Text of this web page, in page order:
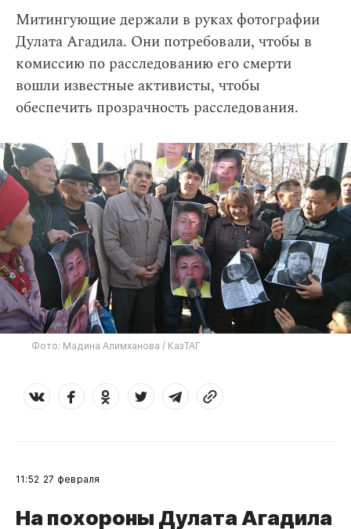
Митингующие держали в руках фотографии
Дулата Агадила. Они потребовали, чтобы в
комиссию по расследованию его смерти
вошли известные активисты, чтобы
обеспечить прозрачность расследования.
Фото: Мадина Алимханова / КазТАГ
11:52 27 февраля
​На похороны Дулата Агадила